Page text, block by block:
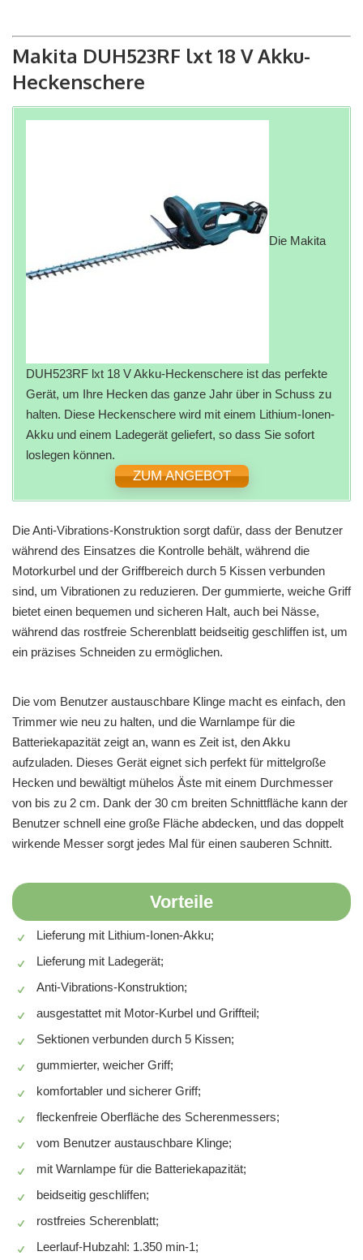
Makita DUH523RF lxt 18 V Akku-
Heckenschere
Die Makita
DUH523RF lxt 18 V Akku-Heckenschere ist das perfekte
Gerät, um Ihre Hecken das ganze Jahr über in Schuss zu
halten. Diese Heckenschere wird mit einem Lithium-Ionen-
Akku und einem Ladegerät geliefert, so dass Sie sofort
loslegen können.
ZUM ANGEBOT
Die Anti-Vibrations-Konstruktion sorgt dafür, dass der Benutzer
während des Einsatzes die Kontrolle behält, während die
Motorkurbel und der Griffbereich durch 5 Kissen verbunden
sind, um Vibrationen zu reduzieren. Der gummierte, weiche Griff
bietet einen bequemen und sicheren Halt, auch bei Nässe,
während das rostfreie Scherenblatt beidseitig geschliffen ist, um
ein präzises Schneiden zu ermöglichen.
Die vom Benutzer austauschbare Klinge macht es einfach, den
Trimmer wie neu zu halten, und die Warnlampe für die
Batteriekapazität zeigt an, wann es Zeit ist, den Akku
aufzuladen. Dieses Gerät eignet sich perfekt für mittelgroße
Hecken und bewältigt mühelos Äste mit einem Durchmesser
von bis zu 2 cm. Dank der 30 cm breiten Schnittfläche kann der
Benutzer schnell eine große Fläche abdecken, und das doppelt
wirkende Messer sorgt jedes Mal für einen sauberen Schnitt.
Vorteile
Lieferung mit Lithium-Ionen-Akku;
Lieferung mit Ladegerät;
Anti-Vibrations-Konstruktion;
ausgestattet mit Motor-Kurbel und Griffteil;
Sektionen verbunden durch 5 Kissen;
gummierter, weicher Griff;
komfortabler und sicherer Griff;
fleckenfreie Oberfläche des Scherenmessers;
vom Benutzer austauschbare Klinge;
mit Warnlampe für die Batteriekapazität;
beidseitig geschliffen;
rostfreies Scherenblatt;
Leerlauf-Hubzahl: 1.350 min-1;